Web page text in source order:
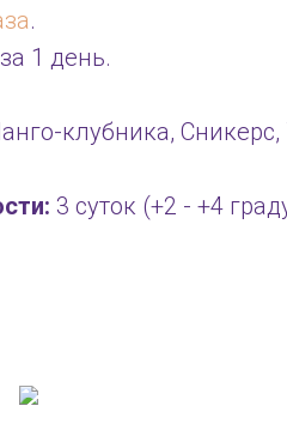
.
1 день.
клубника,
3 суток (+2 - +4